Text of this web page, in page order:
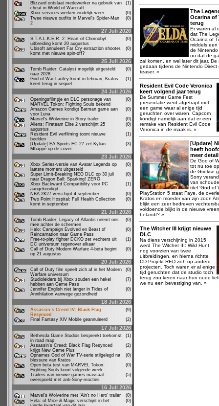
Blizzard ontslaat medewerker na gebruik van
cheat in World of Warcraft
(1)
Xbox-services werken eindelijk weer
(0)
Twee nieuwe outfits in Marvel's Spider-Man
2
(0)
27 Juli 2026
S.T.A.L.K.E.R. 2: Heart of Chornobyl
uitbreiding komt 20 augustus
(0)
Ubisoft annuleert Far Cry extraction shooter,
komt met nieuwe spin-off?
(0)
25 Juli 2026
Tomb Raider: Catalyst mogelijk uitgesteld
naar 2028
(0)
God of War Laufey komt in februari, Kratos
keert terug in sequel
(1)
24 Juli 2026
Openingsfilmpje en DLC personage van
MARVEL Tokon: Fighting Souls bekend
(0)
Amazon Games kondigt Batman game aan
voor Luna
(0)
Marvel's Wolverine in Story trailer
(0)
Aliens: Fireteam Elite 2 verschijnt 25
augustus
(0)
Resident Evil verfilming toont nieuwe
beelden
(1)
[Update] EA Sports FC 27 zet Kylian
Mbappé op de cover
(3)
23 Juli 2026
Xbox Series-versie van Avatar Legends op
laatste moment uitgesteld
(0)
Super Limit-Breaking NEO DLC op 30 juli
naar Dragon Ball: Sparking! ZERO
(0)
Xbox Backward Compatibility voor PC
aangekondigd
(1)
NBA 2K27 verschijnt 4 september
(0)
Two Point Hospital: Full Health Collection
komt in september
(0)
21 Juli 2026
Tomb Raider: Legacy of Atlantis neemt ons
mee achter de schermen
(0)
Halo: Campaign Evolved en Beast of
Reincarnation naar Game Pass
(0)
Free-to-play fighter DCKO zet vechters uit
DC universum tegenover elkaar
(1)
Call of Duty Modern Warfare 4-bèta begint
op 21 augustus
(0)
20 Juli 2026
Call of Duty film speelt zich af in het Modern
Warfare universum
(0)
Studioleiders bij Xbox zouden een hekel
hebben aan Game Pass
(7)
Jennifer English niet langer in Tides of
Annihilation vanwege gezondheid
(0)
18 Juli 2026
Assassin’s Creed IV: Black Flag
Resynced
(9)
Final Fantasy XIV Mobile geannuleerd
(2)
17 Juli 2026
Bethesda Game Studios bespreekt toekomst
in road map
(1)
Assassin's Creed: Black Flag Resynced
krijgt New Game Plus
(2)
Opnames God of War TV-serie stilgelegd na
blessure van Kratos
(0)
Open beta test van MARVEL Tokon:
Fighting Souls komt volgende week
(0)
Trailers van nieuwe games massaal
overspoeld met anti-Sony-reacties
(5)
16 Juli 2026
Marvel's Wolverine met 'Ain't no Hero' trailer
(0)
Hela: of Mice & Magic verschijnt in het
(0)
The
Ocarina of
terug
Er waren al
dat The
Ocarina of
middels een
de Nintendo
nu dat de
zal komen, en wel later dit jaar.
gedaan tijdens de Nintendo Direct
teaser. »
Resident Evil Code Veronica
keert volgend jaar terug
De Summer Game Fest
presentatie werd afgetrapt met
een game waar al enige tijd
geruchten over waren, Capcom
kondigt namelijk aan dat er een
remake van Resident Evil Code
Veronica in de maak is. »
[Update]
heeft
meer
De God of
tot nu toe
de Griekse
Sony
van
titel 'God of
PlayStation 5 staat Faye, de
Kratos en moeder van zijn zoon
blijkt een zeer bedreven
voldoende blijkt in de nieuwe
belandt? »
The Witcher III krijgt nieuwe
DLC
Na diens verschijning in 2015
werd The Witcher III: Wild Hunt
nog voorzien van twee
uitbreidingen, en hierna richtte
CD Projekt RED zich op andere
projecten. Toch waren er al enige
tijd geruchten dat de studio toch
terug zou keren naar hun oude
we nu een bevestiging van. »